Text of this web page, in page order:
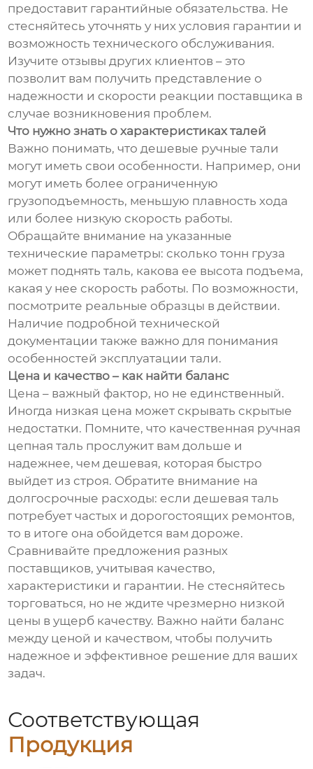
предоставит гарантийные обязательства. Не
стесняйтесь уточнять у них условия гарантии и
возможность технического обслуживания.
Изучите отзывы других клиентов – это
позволит вам получить представление о
надежности и скорости реакции поставщика в
случае возникновения проблем.
Что нужно знать о характеристиках талей
Важно понимать, что дешевые ручные тали
могут иметь свои особенности. Например, они
могут иметь более ограниченную
грузоподъемность, меньшую плавность хода
или более низкую скорость работы.
Обращайте внимание на указанные
технические параметры: сколько тонн груза
может поднять таль, какова ее высота подъема,
какая у нее скорость работы. По возможности,
посмотрите реальные образцы в действии.
Наличие подробной технической
документации также важно для понимания
особенностей эксплуатации тали.
Цена и качество – как найти баланс
Цена – важный фактор, но не единственный.
Иногда низкая цена может скрывать скрытые
недостатки. Помните, что качественная ручная
цепная таль прослужит вам дольше и
надежнее, чем дешевая, которая быстро
выйдет из строя. Обратите внимание на
долгосрочные расходы: если дешевая таль
потребует частых и дорогостоящих ремонтов,
то в итоге она обойдется вам дороже.
Сравнивайте предложения разных
поставщиков, учитывая качество,
характеристики и гарантии. Не стесняйтесь
торговаться, но не ждите чрезмерно низкой
цены в ущерб качеству. Важно найти баланс
между ценой и качеством, чтобы получить
надежное и эффективное решение для ваших
задач.
Соответствующая
Продукция